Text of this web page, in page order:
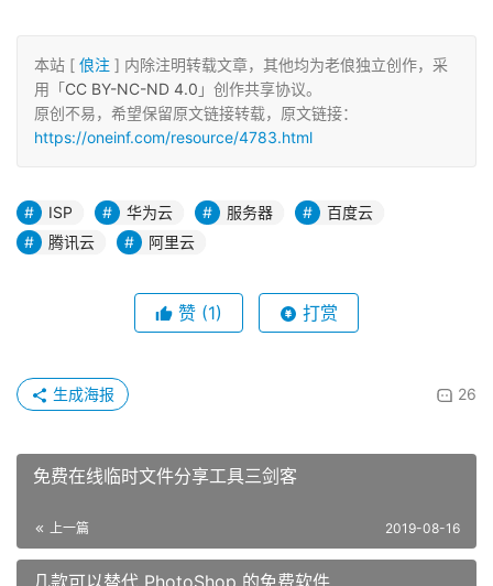
本站 [ 俍注 ] 内除注明转载文章，其他均为老俍独立创作，采
用「CC BY-NC-ND 4.0 」创作共享协议。
原创不易，希望保留原文链接转载，原文链接：
https://oneinf.com/resource/4783.html
ISP 华为云 服务器
百度云
腾讯云
阿里云
赞 (1) 打赏
26
生成海报
免费在线临时文件分享工具三剑客
上一篇 2019-08-16